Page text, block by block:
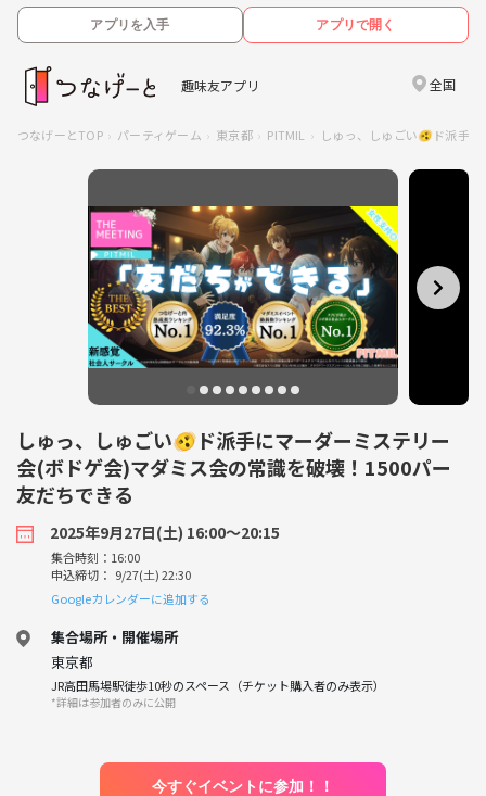
アプリを入手 アプリで開く
趣味友アプリ 全国
つなげーとTOP パーティゲーム 東京都 PITMIL しゅっ、しゅごい🫨ド派手
しゅっ、しゅごい🫨ド派手にマーダーミステリー
会(ボドゲ会)マダミス会の常識を破壊！1500パー
友だちできる
2025年9月27日(土) 16:00〜20:15
集合時刻：16:00
申込締切： 9/27(土) 22:30
Googleカレンダーに追加する
集合場所・開催場所
東京都
JR高田馬場駅徒歩10秒のスペース（チケット購入者のみ表示）
*詳細は参加者のみに公開
今すぐイベントに参加！！